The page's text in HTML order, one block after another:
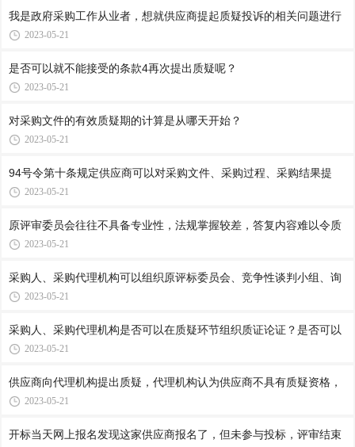
我是政府采购工作从业者，想就供应商提起质疑投诉的相关问题进行
2023-05-21
是否可以就不能接受的条款4再次提出质疑呢？
2023-05-21
对采购文件的有效质疑期的计算是从哪天开始？
2023-05-21
94号令第十条规定供应商可以对采购文件、采购过程、采购结果提
2023-05-21
原评审委员会往往不具备专业性，法规掌握较差，答复内容难以令质
2023-05-21
采购人、采购代理机构可以组织原评标委员会、竞争性谈判小组、询
2023-05-21
采购人、采购代理机构是否可以在质疑环节组织质证论证？是否可以
2023-05-21
供应商向代理机构提出质疑，代理机构认为供应商不具有质疑资格，
2023-05-21
开标当天网上报名发现这家供应商报名了，但未参与投标，评审结束